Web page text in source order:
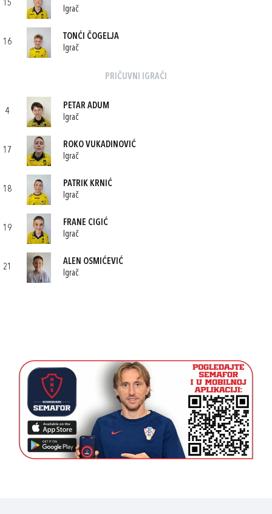
15
Igrač
16
TONĆI ČOGELJA
Igrač
PRIČUVNI IGRAČI
4
PETAR ADUM
Igrač
17
ROKO VUKADINOVIĆ
Igrač
18
PATRIK KRNIĆ
Igrač
19
FRANE CIGIĆ
Igrač
21
ALEN OSMIĆEVIĆ
Igrač